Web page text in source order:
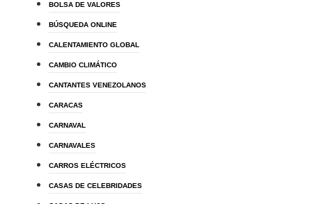
BOLSA DE VALORES
BÚSQUEDA ONLINE
CALENTAMIENTO GLOBAL
CAMBIO CLIMÁTICO
CANTANTES VENEZOLANOS
CARACAS
CARNAVAL
CARNAVALES
CARROS ELÉCTRICOS
CASAS DE CELEBRIDADES